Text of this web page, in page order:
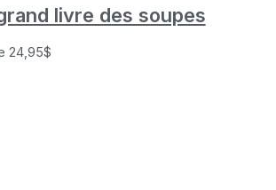
livre des soupes
24,95$